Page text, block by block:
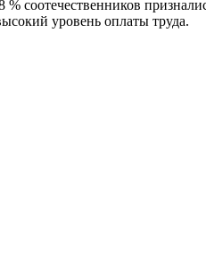
соотечественников
уровень оплаты труда.